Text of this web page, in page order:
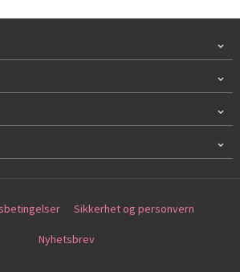
Sikkerhet og personvern
Nyhetsbrev